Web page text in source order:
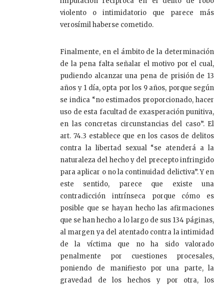
violento o intimidatorio que parece más
verosímil haberse cometido.
Finalmente, en el ámbito de la determinación
de la pena falta señalar el motivo por el cual,
pudiendo alcanzar una pena de prisión de 13
años y 1 día, opta por los 9 años, porque según
se indica “no estimados proporcionado, hacer
uso de esta facultad de exasperación punitiva,
en las concretas circunstancias del caso”. El
art. 74.3 establece que en los casos de delitos
contra la libertad sexual “se atenderá a la
naturaleza del hecho y del precepto infringido
para aplicar o no la continuidad delictiva”. Y en
este sentido, parece que existe una
contradicción intrínseca porque cómo es
posible que se hayan hecho las afirmaciones
que se han hecho a lo largo de sus 134 páginas,
al margen ya del atentado contra la intimidad
de la víctima que no ha sido valorado
penalmente por cuestiones procesales,
poniendo de manifiesto por una parte, la
gravedad de los hechos y por otra, los